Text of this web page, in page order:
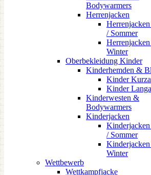
Bodywarmers
Herrenjacken
/ Sommer
Winter
Oberbekleidung Kinder
Kinderhemden &
Kinder
Kinder
Kinderwesten &
Bodywarmers
Kinderjacken
/ Sommer
Winter
Wettbewerb
Wettkampfjacke